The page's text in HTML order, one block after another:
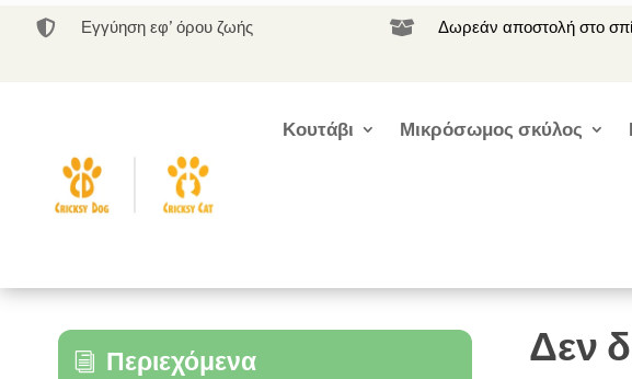
 Εγγύηση εφ’ όρου ζωής  Δωρεάν αποστολή στο
Κουτάβι Μικρόσωμος σκύλος
i Περιεχόμενα Δεν